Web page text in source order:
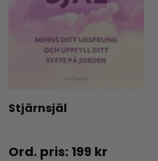
Stjärnsjäl
199 kr